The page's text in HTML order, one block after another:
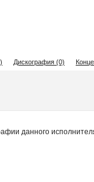
Дискография (0)
данного